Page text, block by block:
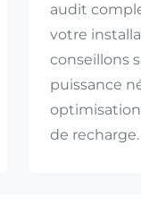
audit
votre
conseillons
puissance
de recharge.